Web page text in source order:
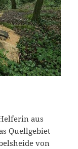
aus
Quellgebiet
von